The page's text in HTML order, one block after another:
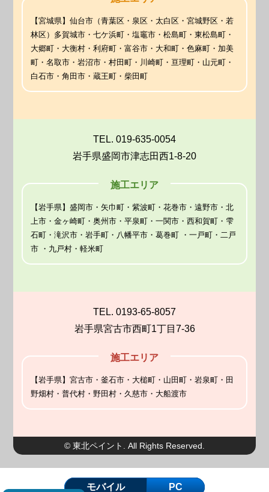
【宮城県】仙台市（青葉区・泉区・太白区・宮城野区・若
林区）多賀城市・七ケ浜町・塩竈市・松島町・東松島町・
大郷町・大衡村・利府町・富谷市・大和町・色麻町・加美
町・名取市・岩沼市・村田町・川崎町・亘理町・山元町・
白石市・角田市・蔵王町・柴田町
TEL. 019-635-0054
岩手県盛岡市津志田西1-8-20
施工エリア
【岩手県】盛岡市・矢巾町・紫波町・花巻市・遠野市・北
上市・金ヶ崎町・奥州市・平泉町・一関市・西和賀町・雫
石町・滝沢市・岩手町・八幡平市・葛巻町 ・一戸町・二戸
市 ・九戸村・軽米町
TEL. 0193-65-8057
岩手県宮古市西町1丁目7-36
施工エリア
【岩手県】宮古市・釜石市・大槌町・山田町・岩泉町・田
野畑村・普代村・野田村・久慈市・大船渡市
© 東北ペイント. All Rights Reserved.
モバイル PC